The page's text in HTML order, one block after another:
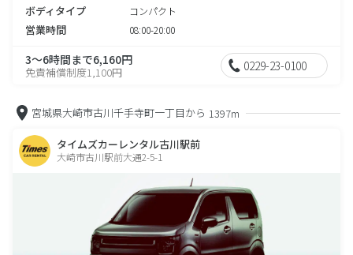
ボディタイプ コンパクト
営業時間 08:00-20:00
3～6時間まで6,160円
免責補償制度1,100円 0229-23-0100
宮城県大崎市古川千手寺町一丁目から 1397m
タイムズカーレンタル古川駅前
大崎市古川駅前大通2-5-1